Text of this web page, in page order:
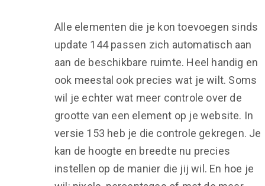
Alle elementen die je kon toevoegen sinds
update 144 passen zich automatisch aan
aan de beschikbare ruimte. Heel handig en
ook meestal ook precies wat je wilt. Soms
wil je echter wat meer controle over de
grootte van een element op je website. In
versie 153 heb je die controle gekregen. Je
kan de hoogte en breedte nu precies
instellen op de manier die jij wil. En hoe je